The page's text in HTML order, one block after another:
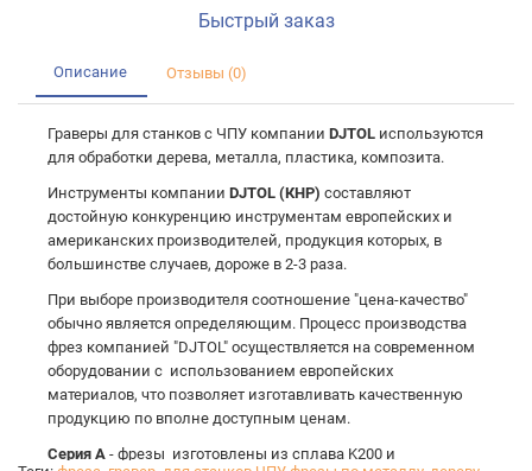
Быстрый заказ
Описание Отзывы (0)
Граверы для станков с ЧПУ компании DJTOL используются
для обработки дерева, металла, пластика, композита.
Инструменты компании DJTOL (КНР) составляют
достойную конкуренцию инструментам европейских и
американских производителей, продукция которых, в
большинстве случаев, дороже в 2-3 раза.
При выборе производителя соотношение "цена-качество"
обычно является определяющим. Процесс производства
фрез компанией "DJTOL" осуществляется на современном
оборудовании с использованием европейских
материалов, что позволяет изготавливать качественную
продукцию по вполне доступным ценам.
Серия A - фрезы изготовлены из сплава K200 и